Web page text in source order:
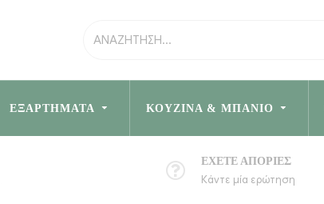
ΕΞΑΡΤΉΜΑΤΑ ΚΟΥΖΊΝΑ & ΜΠΆΝΙΟ
ΈΧΕΤΕ ΑΠΟΡΊΕΣ
Κάντε μία ερώτηση